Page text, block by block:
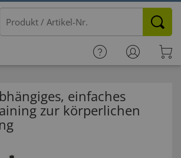
einfaches
zur körperlichen